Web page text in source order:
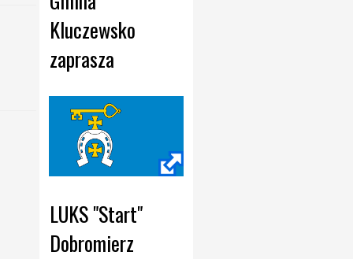
Kluczewsko
zaprasza
LUKS "Start"
Dobromierz